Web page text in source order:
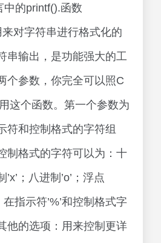
中的printf().函数
对字符串进行格式化的
串输出，是功能强大的工
个参数，你完全可以照C
这个函数。第一个参数为
符和控制格式的字符组
制格式的字符可以为：十
’x’；八进制’o’；浮点
在指示符’%’和控制格式字
他的选项：用来控制更详